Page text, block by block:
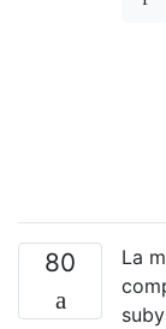
80
La